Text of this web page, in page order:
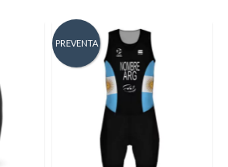
PREVENTA